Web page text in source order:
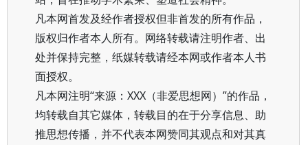
凡本网首发及经作者授权但非首发的所有作品，
版权归作者本人所有。网络转载请注明作者、出
处并保持完整，纸媒转载请经本网或作者本人书
面授权。
凡本网注明“来源：XXX（非爱思想网）”的作品，
均转载自其它媒体，转载目的在于分享信息、助
推思想传播，并不代表本网赞同其观点和对其真